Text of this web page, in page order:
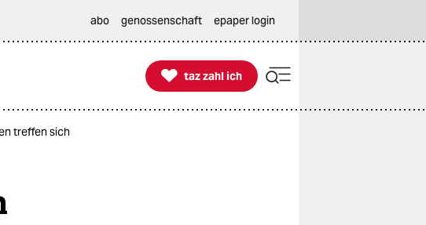
abo genossenschaft epaper login

taz zahl ich
taz zahl ich
treffen sich